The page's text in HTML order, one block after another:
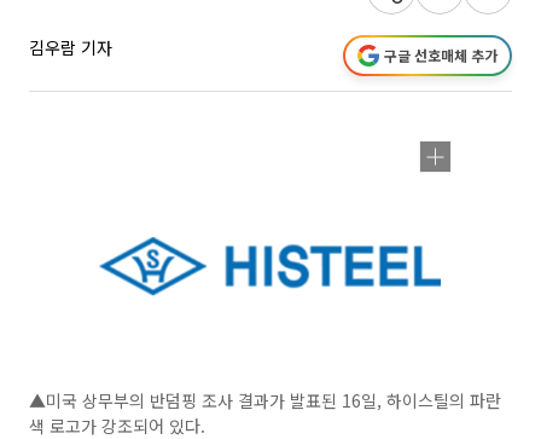
김우람 기자 구글 선호매체 추가
▲미국 상무부의 반덤핑 조사 결과가 발표된 16일, 하이스틸의 파란
색 로고가 강조되어 있다.